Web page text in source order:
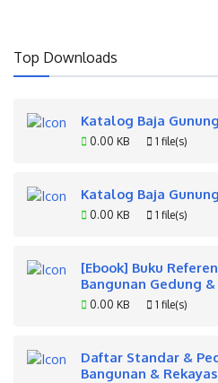
Top Downloads
Katalog Baja
0.00 KB 1 file(s)
Katalog Baja
0.00 KB 1 file(s)
[Ebook] Buku
Bangunan Gedung
0.00 KB 1 file(s)
Daftar Standar &
Bangunan &